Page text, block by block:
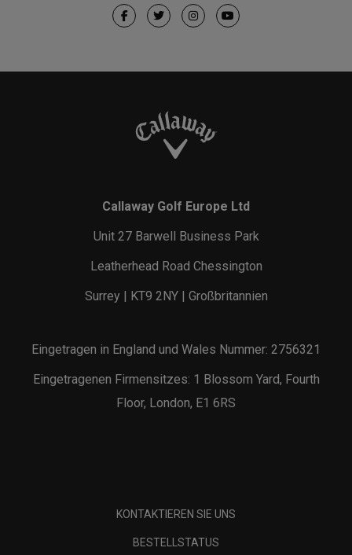
Callaway Golf Europe Ltd
Unit 27 Barwell Business Park
Leatherhead Road Chessington
Surrey | KT9 2NY | Großbritannien
Eingetragen in England und Wales Nummer: 2756321
Eingetragenen Firmensitzes: 1 Blossom Yard, Fourth
Floor, London, E1 6RS
KONTAKTIEREN SIE UNS
BESTELLSTATUS